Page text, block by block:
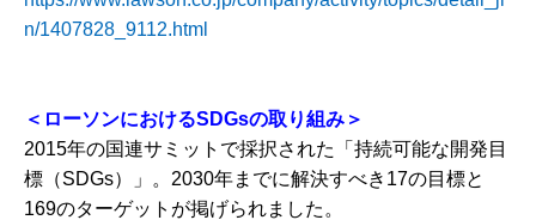
n/1407828_9112.html
＜ローソンにおけるSDGsの取り組み＞
2015年の国連サミットで採択された「持続可能な開発目
標（SDGs）」。2030年までに解決すべき17の目標と
169のターゲットが掲げられました。